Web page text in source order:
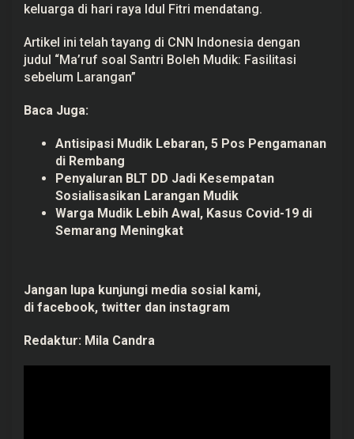
keluarga di hari raya Idul Fitri mendatang.
Artikel ini telah tayang di CNN Indonesia dengan
judul “Ma’ruf soal Santri Boleh Mudik: Fasilitasi
sebelum Larangan”
Baca Juga:
Antisipasi Mudik Lebaran, 5 Pos Pengamanan
di Rembang
Penyaluran BLT DD Jadi Kesempatan
Sosialisasikan Larangan Mudik
Warga Mudik Lebih Awal, Kasus Covid-19 di
Semarang Meningkat
Jangan lupa kunjungi media sosial kami,
di facebook, twitter dan instagram
Redaktur: Mila Candra